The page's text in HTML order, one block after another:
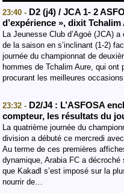
23:40 - D2 (j4) / JCA 1- 2
d’expérience », dixit Tchalim
La Jeunesse Club d’Agoè (JCA)
de la saison en s’inclinant (1-2)
journée du championnat de
hommes de Tchalim Aure, qui ont
procurant les meilleures
23:32 - D2/J4 : L’ASFOSA
compteur, les résultats du
La quatrième journée du
division a débuté ce mercredi
Au terme de ces premières
dynamique, Arabia FC a
que Kakadl s’est imposé sur la
nourrir de…